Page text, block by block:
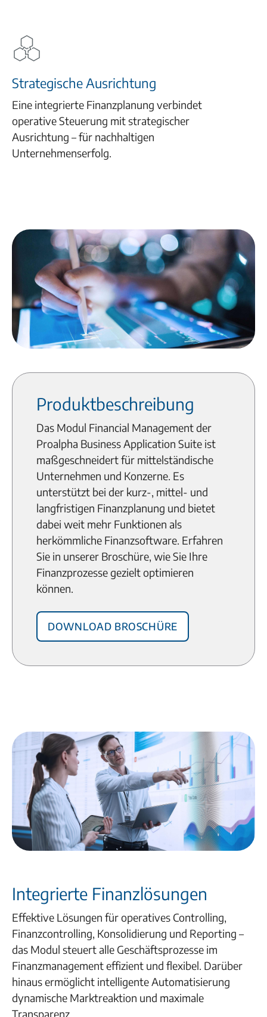
Strategische Ausrichtung
Eine integrierte Finanzplanung verbindet
operative Steuerung mit strategischer
Ausrichtung – für nachhaltigen
Unternehmenserfolg.
Produktbeschreibung
Das Modul Financial Management der
Proalpha Business Application Suite ist
maßgeschneidert für mittelständische
Unternehmen und Konzerne. Es
unterstützt bei der kurz-, mittel- und
langfristigen Finanzplanung und bietet
dabei weit mehr Funktionen als
herkömmliche Finanzsoftware. Erfahren
Sie in unserer Broschüre, wie Sie Ihre
Finanzprozesse gezielt optimieren
können.
Download Broschüre
Integrierte Finanzlösungen
Effektive Lösungen für operatives Controlling,
Finanzcontrolling, Konsolidierung und Reporting –
das Modul steuert alle Geschäftsprozesse im
Finanzmanagement effizient und flexibel. Darüber
hinaus ermöglicht intelligente Automatisierung
dynamische Marktreaktion und maximale
Transparenz.